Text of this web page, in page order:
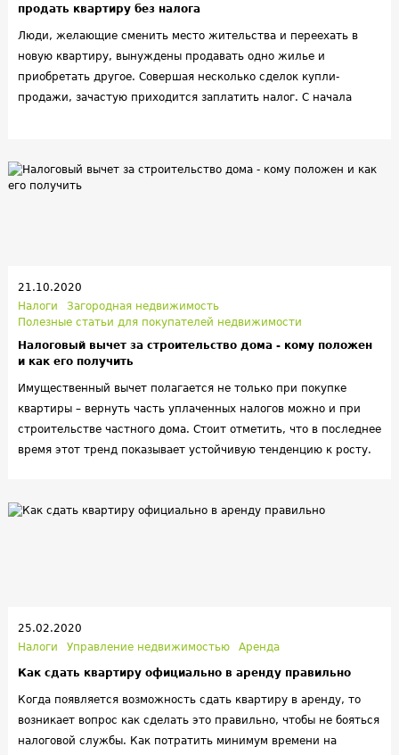
продать квартиру без налога
Люди, желающие сменить место жительства и переехать в
новую квартиру, вынуждены продавать одно жилье и
приобретать другое. Совершая несколько сделок купли-
продажи, зачастую приходится заплатить налог. С начала
собственности менее пяти лет. Эта сумма достаточно велика
(например, налог с 5 млн. рублей составляет целых шестьсот
21.10.2020
Налоги
Загородная недвижимость
Полезные статьи для покупателей недвижимости
Налоговый вычет за строительство дома - кому положен
и как его получить
Имущественный вычет полагается не только при покупке
квартиры – вернуть часть уплаченных налогов можно и при
строительстве частного дома. Стоит отметить, что в последнее
время этот тренд показывает устойчивую тенденцию к росту.
многие жильцы квартир задумались о собственном загородном
строительном деле.
25.02.2020
Налоги
Управление недвижимостью Аренда
Как сдать квартиру официально в аренду правильно
Когда появляется возможность сдать квартиру в аренду, то
возникает вопрос как сделать это правильно, чтобы не бояться
налоговой службы. Как потратить минимум времени на